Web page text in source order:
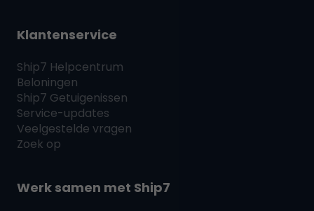
Klantenservice
Ship7 Helpcentrum
Beloningen
Ship7 Getuigenissen
Service-updates
Veelgestelde vragen
Zoek op
Werk samen met Ship7